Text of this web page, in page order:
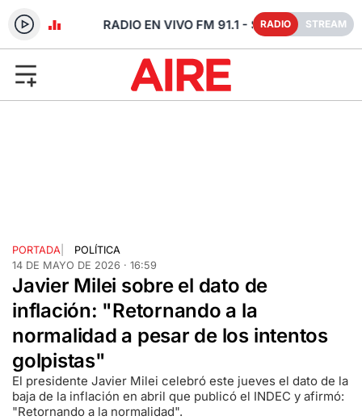
FE RADIO STREAM
PORTADA
POLÍTICA
14 DE MAYO DE 2026 · 16:59
Javier Milei sobre el dato de
inflación: "Retornando a la
normalidad a pesar de los intentos
golpistas"
El presidente Javier Milei celebró este jueves el dato de la
baja de la inflación en abril que publicó el INDEC y afirmó:
"Retornando a la normalidad".